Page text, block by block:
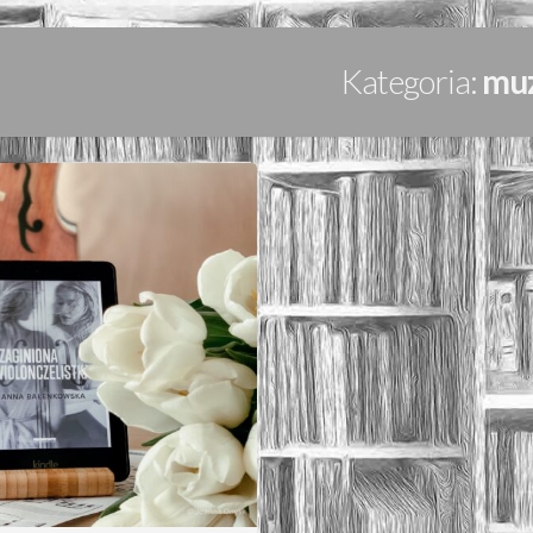
Kategoria: